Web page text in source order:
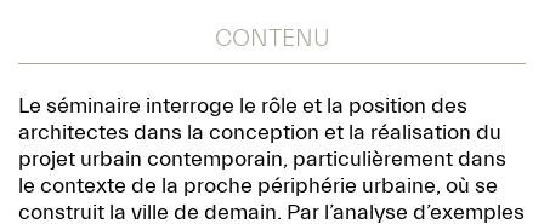
CONTENU
Le séminaire interroge le rôle et la position des
architectes dans la conception et la réalisation du
projet urbain contemporain, particulièrement dans
le contexte de la proche périphérie urbaine, où se
construit la ville de demain. Par l’analyse d’exemples